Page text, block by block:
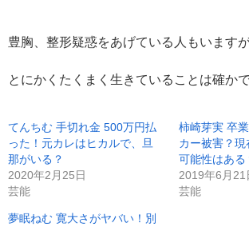
豊胸、整形疑惑をあげている人もいますが
とにかくたくまく生きていることは確かで
てんちむ 手切れ金 500万円払
った！元カレはヒカルで、旦
那がいる？
2020年2月25日
芸能
柿崎芽実 卒
カー被害？
可能性はある
2019年6月21
芸能
夢眠ねむ 寛大さがヤバい！別